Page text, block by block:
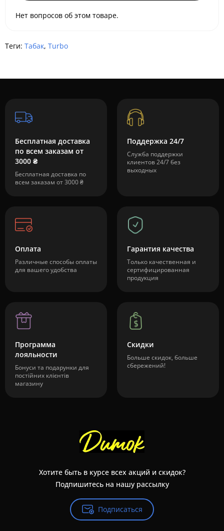
Нет вопросов об этом товаре.
Теги: Табак, Turbo
Бесплатная доставка
по всем заказам от
3000 ₴
Бесплатная доставка по
всем заказам от 3000 ₴
Поддержка 24/7
Служба поддержки
клиентов 24/7 без
выходных
Оплата
Различные способы оплаты
для вашего удобства
Гарантия качества
Только качественная и
сертифицированная
продукция
Программа
лояльности
Бонуси та подарунки для
постійних клієнтів
магазину
Скидки
Больше скидок, больше
сбережений!
Хотите быть в курсе всех акций и скидок?
Подпишитесь на нашу рассылку
Подписаться